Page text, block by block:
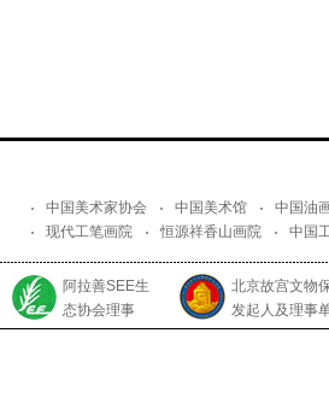
中国美术家协会 中国美术馆 中国油
现代工笔画院
恒源祥香山画院 中国
阿拉善SEE生
态协会理事
北京故宫文物
发起人及理事